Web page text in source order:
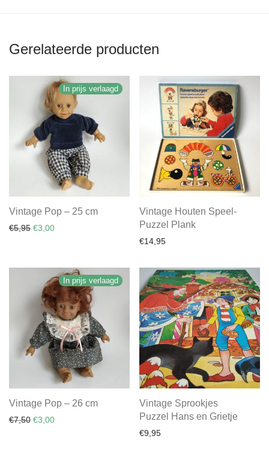
Gerelateerde producten
In prijs verlaagd
Vintage Pop – 25 cm
€5,95 Oorspronkelijke prijs was: €5,95.
€3,00Huidige prijs is: €3,00.
Vintage Houten Speel-
Puzzel Plank
€14,95
In prijs verlaagd
Vintage Pop – 26 cm
€7,50 Oorspronkelijke prijs was: €7,50.
€3,00Huidige prijs is: €3,00.
Vintage Sprookjes
Puzzel Hans en Grietje
€9,95